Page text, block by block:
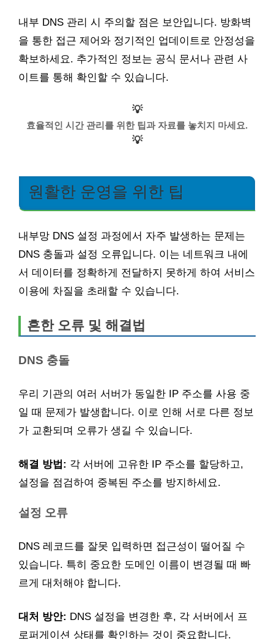
내부 DNS 관리 시 주의할 점은 보안입니다. 방화벽
을 통한 접근 제어와 정기적인 업데이트로 안정성을
확보하세요. 추가적인 정보는 공식 문서나 관련 사
이트를 통해 확인할 수 있습니다.
💡
효율적인 시간 관리를 위한 팁과 자료를 놓치지 마세요.
💡
원활한 운영을 위한 팁
내부망 DNS 설정 과정에서 자주 발생하는 문제는
DNS 충돌과 설정 오류입니다. 이는 네트워크 내에
서 데이터를 정확하게 전달하지 못하게 하여 서비스
이용에 차질을 초래할 수 있습니다.
흔한 오류 및 해결법
DNS 충돌
우리 기관의 여러 서버가 동일한 IP 주소를 사용 중
일 때 문제가 발생합니다. 이로 인해 서로 다른 정보
가 교환되며 오류가 생길 수 있습니다.
해결 방법: 각 서버에 고유한 IP 주소를 할당하고,
설정을 점검하여 중복된 주소를 방지하세요.
설정 오류
DNS 레코드를 잘못 입력하면 접근성이 떨어질 수
있습니다. 특히 중요한 도메인 이름이 변경될 때 빠
르게 대처해야 합니다.
대처 방안: DNS 설정을 변경한 후, 각 서버에서 프
로퍼게이션 상태를 확인하는 것이 중요합니다.